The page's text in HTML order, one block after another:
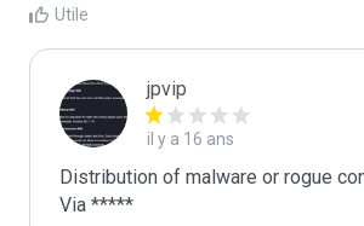
Utile
jpvip
il y a 16 ans
Distribution of malware or rogue
Via *****